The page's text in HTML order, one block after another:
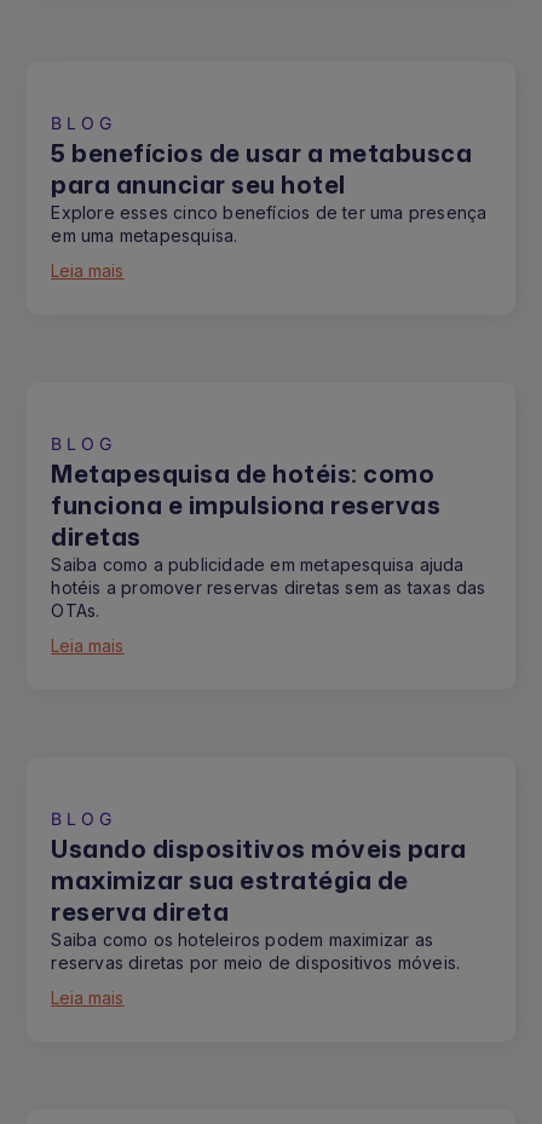
BLOG
5 benefícios de usar a metabusca
para anunciar seu hotel
Explore esses cinco benefícios de ter uma presença
em uma metapesquisa.
Leia mais
BLOG
Metapesquisa de hotéis: como
funciona e impulsiona reservas
diretas
Saiba como a publicidade em metapesquisa ajuda
hotéis a promover reservas diretas sem as taxas das
OTAs.
Leia mais
BLOG
Usando dispositivos móveis para
maximizar sua estratégia de
reserva direta
Saiba como os hoteleiros podem maximizar as
reservas diretas por meio de dispositivos móveis.
Leia mais